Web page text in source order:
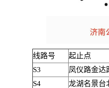
线路号
起止点
S3
凤仪路金
S4
龙湖名景